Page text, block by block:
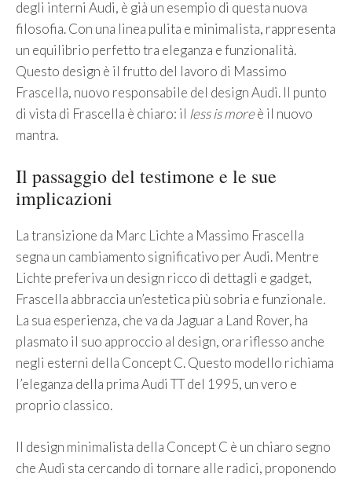
degli interni Audi, è già un esempio di questa nuova
filosofia. Con una linea pulita e minimalista, rappresenta
un equilibrio perfetto tra eleganza e funzionalità.
Questo design è il frutto del lavoro di Massimo
Frascella, nuovo responsabile del design Audi. Il punto
di vista di Frascella è chiaro: il less is moreè il nuovo
mantra.
Il passaggio del testimone e le sue
implicazioni
La transizione da Marc Lichte a Massimo Frascella
segna un cambiamento significativo per Audi. Mentre
Lichte preferiva un design ricco di dettagli e gadget,
Frascella abbraccia un’estetica più sobria e funzionale.
La sua esperienza, che va da Jaguar a Land Rover, ha
plasmato il suo approccio al design, ora riflesso anche
negli esterni della Concept C. Questo modello richiama
l’eleganza della prima Audi TT del 1995, un vero e
proprio classico.
Il design minimalista della Concept C è un chiaro segno
che Audi sta cercando di tornare alle radici, proponendo